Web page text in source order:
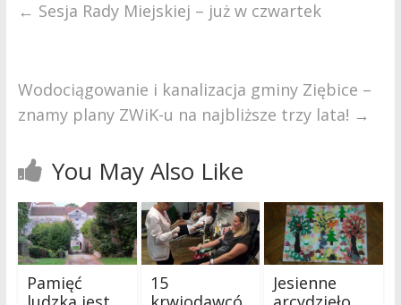
← Sesja Rady Miejskiej – już w czwartek
Wodociągowanie i kanalizacja gminy Ziębice –
znamy plany ZWiK-u na najbliższe trzy lata! →
You May Also Like
Pamięć
15
Jesienne